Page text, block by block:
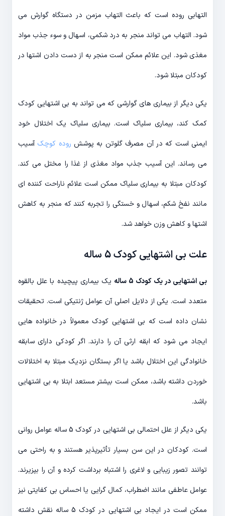
التهابی روده است که باعث التهاب مزمن در دستگاه گوارش می
شود. التهاب می تواند منجر به درد شکمی، اسهال و سوء جذب مواد
مغذی شود. این علائم ممکن است منجر به از دست دادن اشتها در
کودکان مبتلا شود.
یکی دیگر از بیماری های گوارشی که می تواند به بی اشتهایی کودک
کمک کند، بیماری سلیاک است. بیماری سلیاک یک اختلال خود
ایمنی است که در آن مصرف گلوتن به پوشش روده کوچک آسیب
می رساند. این آسیب جذب مواد مغذی از غذا را مختل می کند.
کودکان مبتلا به بیماری سلیاک ممکن است علائم ناراحت کننده ای
مانند نفخ شکم، اسهال و خستگی را تجربه کنند که منجر به کاهش
اشتها و کاهش وزن خواهد شد.
علت بی اشتهایی کودک 5 ساله
بی اشتهایی در یک کودک 5 ساله
یک بیماری پیچیده با علل بالقوه
متعدد است. یکی از دلایل اصلی آن عوامل ژنتیکی است. تحقیقات
نشان داده است که بی اشتهایی کودک معمولاً در خانواده هایی
ایجاد می شود که ابقه ارثی آن را دارند. اگر کودکی دارای سابقه
خانوادگی این اختلال باشد یا اگر بستگان نزدیک مبتلا به اختلالات
خوردن داشته باشد، ممکن است بیشتر مستعد ابتلا به بی اشتهایی
باشد.
یکی دیگر از علل احتمالی بی اشتهایی در کودک 5 ساله عوامل روانی
است. کودکان در این سن بسیار تأثیرپذیر هستند و به راحتی می
توانند تصور زیبایی و لاغری را اشتباه برداشت کرده و آن را بپزیرند.
عوامل عاطفی مانند اضطراب، کمال گرایی یا احساس بی کفایتی نیز
ممکن است در ایجاد بی اشتهایی در کودک 5 ساله نقش داشته